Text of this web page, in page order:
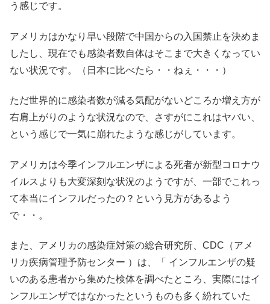
う感じです。
アメリカはかなり早い段階で中国からの入国禁止を決めま
したし、現在でも感染者数自体はそこまで大きくなってい
ない状況です。（日本に比べたら・・ねぇ・・・）
ただ世界的に感染者数が減る気配がないどころか増え方が
右肩上がりのような状況なので、さすがにこれはヤバい、
という感じで一気に崩れたような感じがしています。
アメリカは今季インフルエンザによる死者が新型コロナウ
イルスよりも大変深刻な状況のようですが、一部でこれっ
て本当にインフルだったの？という見方があるよう
で・・。
また、アメリカの感染症対策の総合研究所、CDC（アメ
リカ疾病管理予防センター ）は、「 インフルエンザの疑
いのある患者から集めた検体を調べたところ、実際にはイ
ンフルエンザではなかったというものも多く紛れていた